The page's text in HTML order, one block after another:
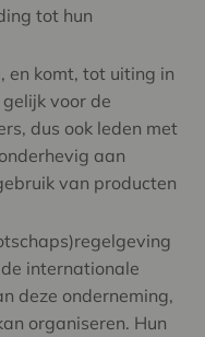
tot hun
en komt, tot uiting in
voor de
dus ook leden met
aan
van producten
internationale
deze onderneming,
organiseren. Hun